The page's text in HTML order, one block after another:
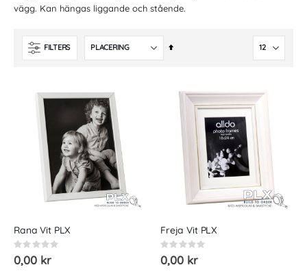
vägg. Kan hängas liggande och stående.
FILTERS
Fallande
Rana Vit PLX
Rating:
0%
0,00 kr
Freja Vit PLX
Rating:
0%
0,00 kr